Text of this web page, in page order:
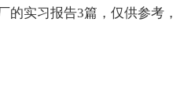
的实习报告3篇，仅供参考，